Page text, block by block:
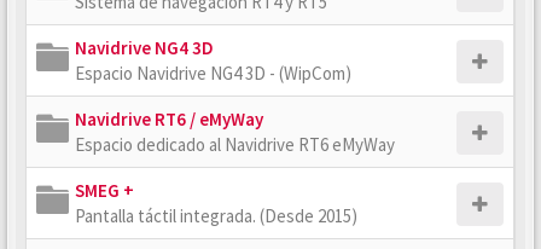
Navidrive NG4 3D
Espacio Navidrive NG4 3D - (WipCom)
Navidrive RT6 / eMyWay
Espacio dedicado al Navidrive RT6 eMyWay
SMEG +
Pantalla táctil integrada. (Desde 2015)